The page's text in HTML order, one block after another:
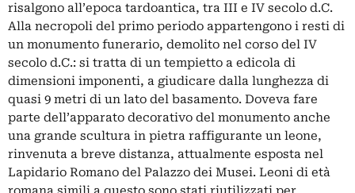
risalgono all’epoca tardoantica, tra III e IV secolo d.C.
Alla necropoli del primo periodo appartengono i resti di
un monumento funerario, demolito nel corso del IV
secolo d.C.: si tratta di un tempietto a edicola di
dimensioni imponenti, a giudicare dalla lunghezza di
quasi 9 metri di un lato del basamento. Doveva fare
parte dell’apparato decorativo del monumento anche
una grande scultura in pietra raffigurante un leone,
rinvenuta a breve distanza, attualmente esposta nel
Lapidario Romano del Palazzo dei Musei. Leoni di età